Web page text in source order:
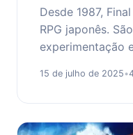
Desde 1987,
RPG japonês.
experimentação
15 de julho de 2025•